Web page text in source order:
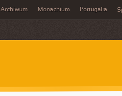
Archiwum Monachium Portugalia